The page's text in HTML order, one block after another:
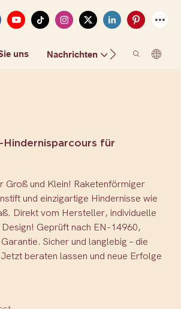
uns Nachrichten FAQ
für
Groß und Klein! Raketenförmiger
und einzigartige Hindernisse wie
Direkt vom Hersteller, individuelle
Geprüft nach EN-14960,
Sicher und langlebig – die
beraten lassen und neue Erfolge